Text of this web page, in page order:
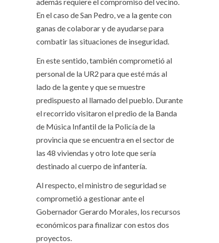
En el caso de San Pedro, ve a la gente con
ganas de colaborar y de ayudarse para
combatir las situaciones de inseguridad.
En este sentido, también comprometió al
personal de la UR2 para que esté más al
lado de la gente y que se muestre
predispuesto al llamado del pueblo. Durante
el recorrido visitaron el predio de la Banda
de Música Infantil de la Policía de la
provincia que se encuentra en el sector de
las 48 viviendas y otro lote que sería
destinado al cuerpo de infantería.
Al respecto, el ministro de seguridad se
comprometió a gestionar ante el
Gobernador Gerardo Morales, los recursos
económicos para finalizar con estos dos
proyectos.